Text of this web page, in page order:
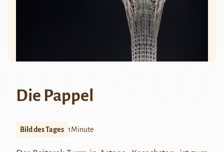
Die Pappel
Bild des Tages 1Minute